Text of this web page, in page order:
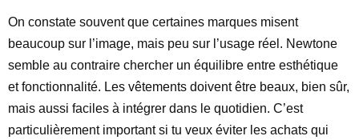
On constate souvent que certaines marques misent
beaucoup sur l’image, mais peu sur l’usage réel. Newtone
semble au contraire chercher un équilibre entre esthétique
et fonctionnalité. Les vêtements doivent être beaux, bien sûr,
mais aussi faciles à intégrer dans le quotidien. C’est
particulièrement important si tu veux éviter les achats qui